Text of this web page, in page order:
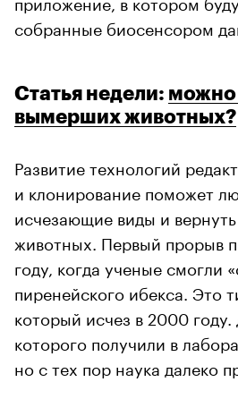
собранные биосенсором
Статья недели: можно
вымерших животных?
Развитие технологий
и клонирование поможет
исчезающие виды и
животных. Первый прорыв
году, когда ученые смогли
пиренейского ибекса. Это
который исчез в 2000
которого получили в
но с тех пор наука далеко